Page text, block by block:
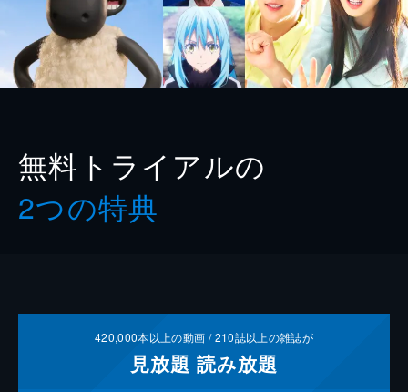
無料トライアルの
2つの特典
420,000本以上の動画 /210誌以上の雑誌が
見放題 読み放題